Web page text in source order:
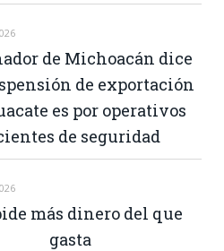
de Michoacán dice
de exportación
es por operativos
de seguridad
más dinero del que
gasta